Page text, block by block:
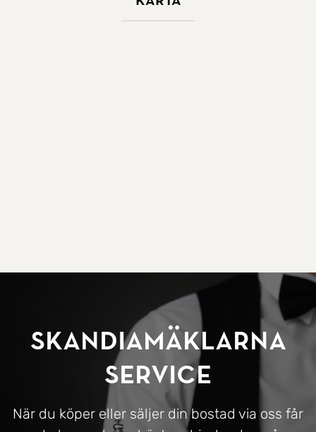
SkandiaMäklarna
Service
När du köper eller säljer din bostad via oss får